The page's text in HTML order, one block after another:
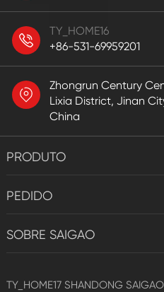
TY_HOME16
+86-531-69959201
Zhongrun Century
Lixia District, Jinan
China
PRODUTO
PEDIDO
SOBRE SAIGAO
TY_HOME17 SHANDONG